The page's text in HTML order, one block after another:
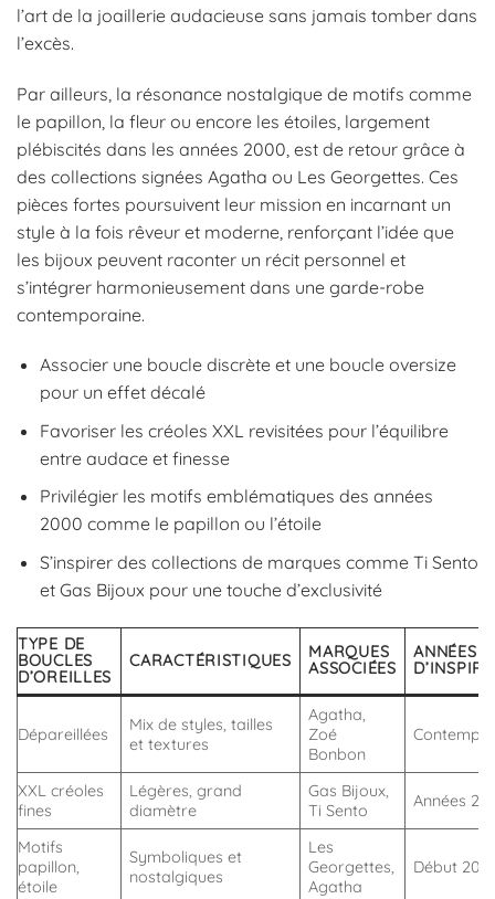
l’art de la joaillerie audacieuse sans jamais tomber dans
l’excès.
Par ailleurs, la résonance nostalgique de motifs comme
le papillon, la fleur ou encore les étoiles, largement
plébiscités dans les années 2000, est de retour grâce à
des collections signées Agatha ou Les Georgettes. Ces
pièces fortes poursuivent leur mission en incarnant un
style à la fois rêveur et moderne, renforçant l’idée que
les bijoux peuvent raconter un récit personnel et
s’intégrer harmonieusement dans une garde-robe
contemporaine.
Associer une boucle discrète et une boucle oversize
pour un effet décalé
Favoriser les créoles XXL revisitées pour l’équilibre
entre audace et finesse
Privilégier les motifs emblématiques des années
2000 comme le papillon ou l’étoile
S’inspirer des collections de marques comme Ti Sento
et Gas Bijoux pour une touche d’exclusivité
TYPE DE
BOUCLES
D’OREILLES
CARACTÉRISTIQUES
MARQUES
ASSOCIÉES
ANNÉES
Dépareillées
Mix de styles, tailles
et textures
Agatha,
Zoé
Bonbon
XXL créoles
fines
Légères, grand
diamètre
Gas Bijoux,
Ti Sento
Années
Motifs
papillon,
étoile
Symboliques et
nostalgiques
Les
Georgettes,
Agatha
Début